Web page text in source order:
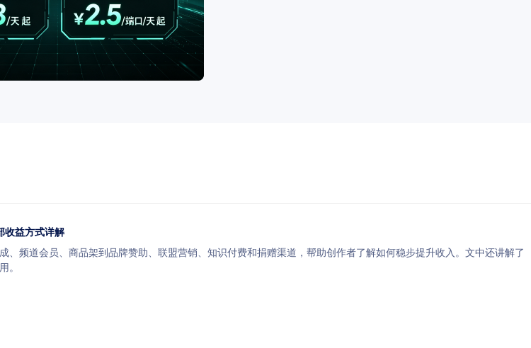
收益方式详解
、频道会员、商品架到品牌赞助、联盟营销、知识付费和捐赠渠道，帮助创作者了解如何稳步提升收入。文中还讲解了
。